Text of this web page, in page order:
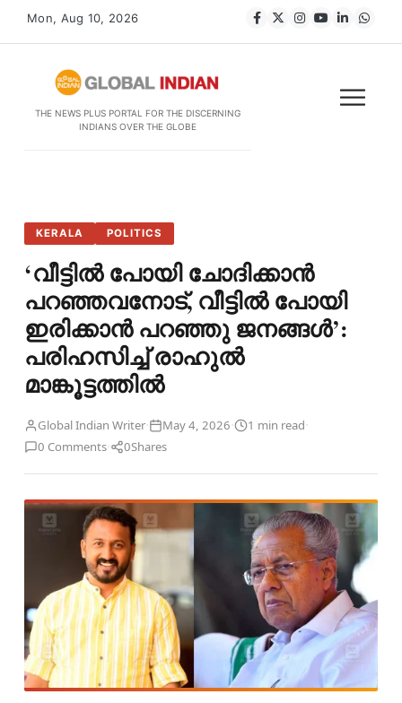
Mon, Aug 10, 2026
THE NEWS PLUS PORTAL FOR THE DISCERNING
INDIANS OVER THE GLOBE
KERALA POLITICS
‘വീട്ടിൽ പോയി ചോദിക്കാൻ
പറഞ്ഞവനോട്, വീട്ടിൽ പോയി
ഇരിക്കാൻ പറഞ്ഞു ജനങ്ങൾ’:
പരിഹസിച്ച് രാഹുൽ
മാങ്കൂട്ടത്തിൽ
Global Indian Writer· May 4, 2026· 1 min read·
0 Comments· 0Shares